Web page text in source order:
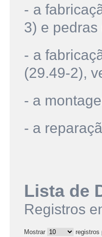
- a
3) e
- a
(29.49-2),
- a
- a
Lista de
Registros
Mostrar
registros